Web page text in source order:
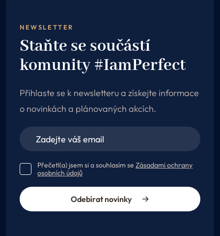
NEWSLETTER
Staňte se součástí
komunity #IamPerfect
Přihlaste se k newsletteru a získejte informace
o novinkách a plánovaných akcích.
Přečetl(a) jsem si a souhlasím se Zásadami ochrany
osobních údajů
Odebírat novinky